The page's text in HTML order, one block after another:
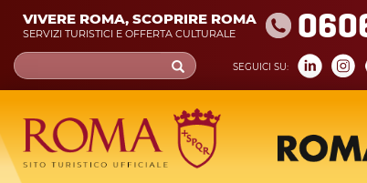
Skip
main
content
VIVERE ROMA, SCOPRIRE ROMA
SERVIZI TURISTICI E OFFERTA CULTURALE
SEGUICI SU:
Search
form
Cerca